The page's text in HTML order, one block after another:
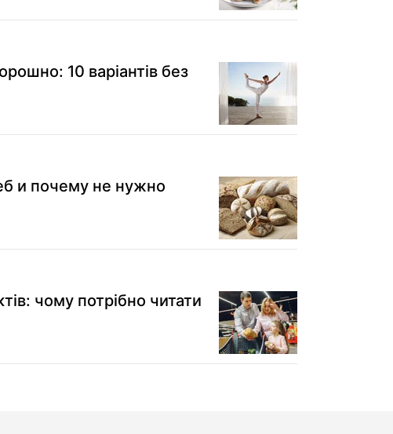
10 варіантів без
и почему не нужно
чому потрібно читати